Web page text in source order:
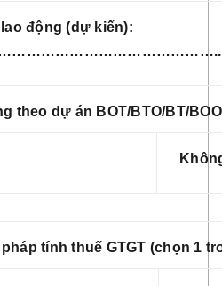
động (dự kiến):
theo dự án BOT/BTO/BT/
tính thuế GTGT (chọn 1